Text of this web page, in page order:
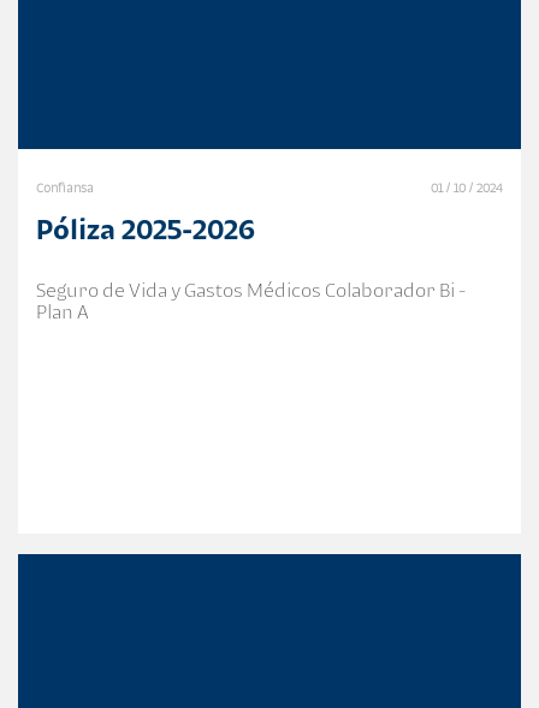
Confiansa 01 / 10 / 2024
Póliza 2025-2026
Seguro de Vida y Gastos Médicos Colaborador Bi -
Plan A